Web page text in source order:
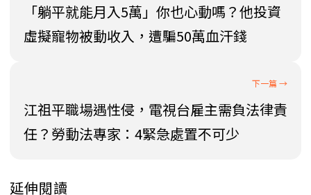
「躺平就能月入5萬」你也心動嗎？他投資
虛擬寵物被動收入，遭騙50萬血汗錢
江祖平職場遇性侵，電視台雇主需負法律責
任？勞動法專家：4緊急處置不可少
延伸閱讀